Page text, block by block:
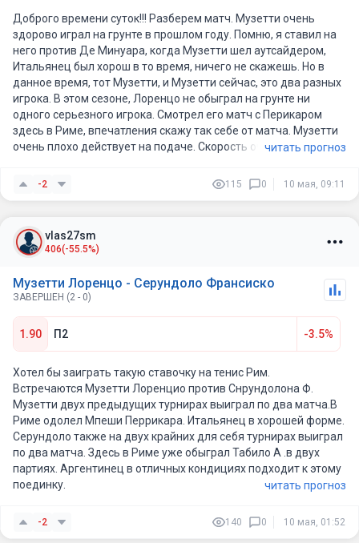
Доброго времени суток!!! Разберем матч. Музетти очень
здорово играл на грунте в прошлом году. Помню, я ставил на
него против Де Минуара, когда Музетти шел аутсайдером,
Итальянец был хорош в то время, ничего не скажешь. Но в
данное время, тот Музетти, и Музетти сейчас, это два разных
игрока. В этом сезоне, Лоренцо не обыграл на грунте ни
одного серьезного игрока. Смотрел его матч с Перикаром
здесь в Риме, впечатления скажу так себе от матча. Музетти
очень плохо действует на подаче. Скорость очень сильно
следующая первая уже летит 165 кмч. Стабильности никакой.
И это видно невооруженным глазом. Серундуло грунтовик до
допускает не так много двойных ошибок, стабильно показал
себя против Табило. Средняя скорость первой подачи
составила 196 кмч за два сета. ИТОГ: Мне больше
читать прогноз
-2 115 0 10 мая, 09:11
vlas27sm
406(-55.5%)
Музетти Лоренцо - Серундоло Франсиско
ЗАВЕРШЕН (2 - 0)
1.90 П2 -3.5%
Хотел бы заиграть такую ставочку на тенис Рим.
Встречаются Музетти Лоренцио против Снрундолона Ф.
Музетти двух предыдущих турнирах выиграл по два матча.В
Риме одолел Мпеши Перрикара. Итальянец в хорошей форме.
Серундоло также на двух крайних для себя турнирах выиграл
по два матча. Здесь в Риме уже обыграл Табило А .в двух
партиях. Аргентинец в отличных кондициях подходит к этому
поединку.
читать прогноз
-2 140 0 10 мая, 01:52